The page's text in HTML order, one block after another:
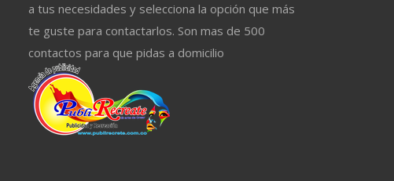
a tus necesidades y selecciona la opción que más
te guste para contactarlos. Son mas de 500
contactos para que pidas a domicilio